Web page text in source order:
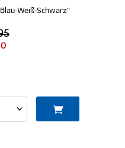
Weiß-Schwarz"